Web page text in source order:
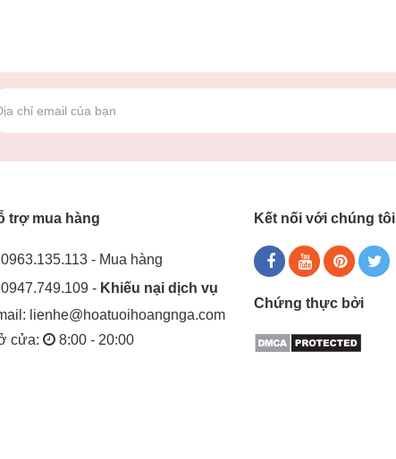
trợ mua hàng
0963.135.113 - Mua hàng
0947.749.109 - Khiếu nại dịch vụ
lienhe@hoatuoihoangnga.com
cửa:
8:00 - 20:00
Kết nối với chúng tôi
Chứng thực bởi